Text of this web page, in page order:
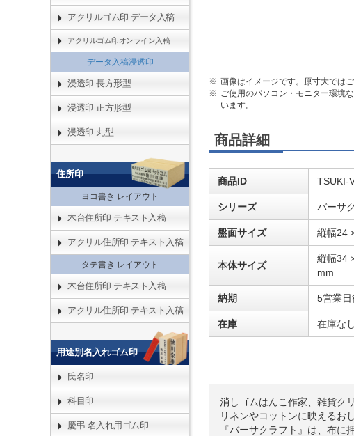
画像はイメージです。原寸大ではご
ご使用のパソコン・モニター環境
います。
商品詳細
商品ID TSUKI-
シリーズ バーサ
盤面サイズ 縦幅24
本体サイズ
縦幅34
mm
納期 5営業
在庫 在庫なし
消しゴムはんこ作家、雑貨ク
リネンやコットンに映えるお
『バーサクラフト』は、布に
アクリルゴム印 データ入稿
アクリルゴム印オンライン入稿
データ入稿浸透印
浸透印 長方形型
浸透印 正方形型
浸透印 丸型
住所印
ヨコ書き レイアウト
木台住所印 テキスト入稿
アクリル住所印 テキスト入稿
タテ書き レイアウト
木台住所印 テキスト入稿
アクリル住所印 テキスト入稿
用途別名入れゴム印
氏名印
科目印
慶弔 名入れ用ゴム印